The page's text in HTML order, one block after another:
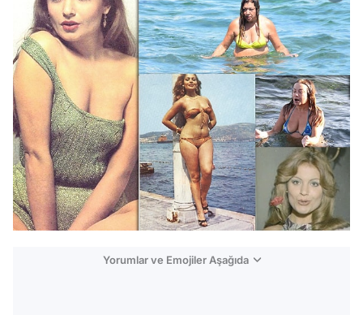
Yorumlar ve Emojiler Aşağıda